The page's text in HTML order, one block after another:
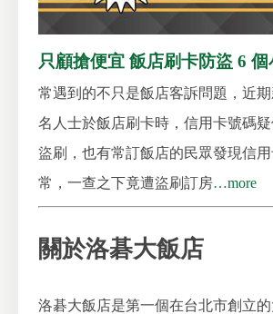
只顧搶便宜 飯店刷卡防盜 6
常遇到的不只是飯店客訴問題，近
名人士於飯店刷卡時，信用卡號碼疑
盜刷，也有常訂飯店的民眾發現信
常，一查之下竟遭盜刷訂房…more
關於洛碁大飯店
洛碁大飯店是第一個在台北市創立